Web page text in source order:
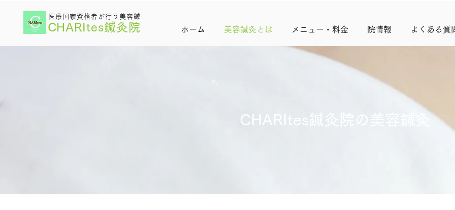
ホーム 美容鍼灸とは メニュー・料金 院情報 よくある質
医療国家資格者が行う美容鍼
CHARItes鍼灸院
CHARItes鍼灸院の美容鍼灸